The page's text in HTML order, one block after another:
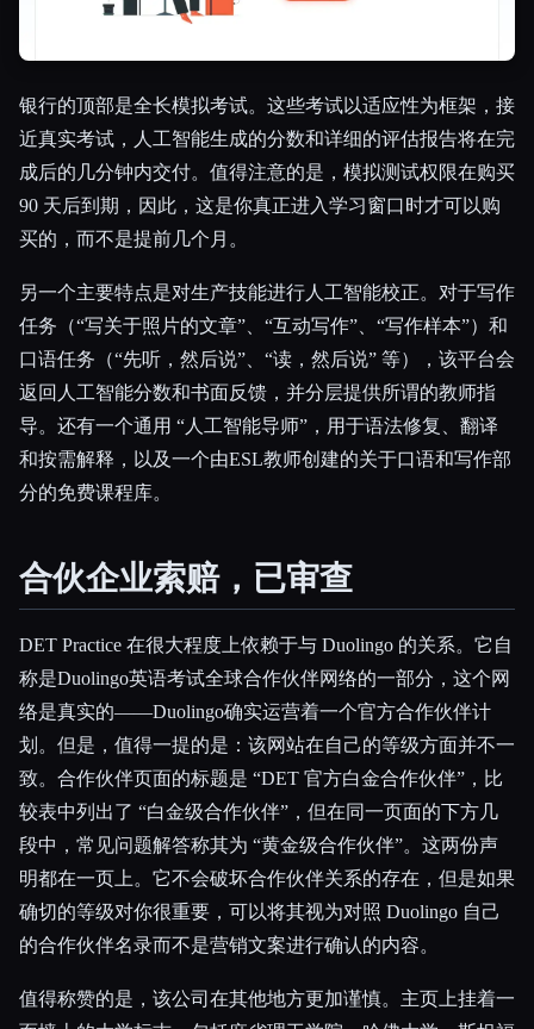
银行的顶部是全长模拟考试。这些考试以适应性为框架，接
近真实考试，人工智能生成的分数和详细的评估报告将在完
成后的几分钟内交付。值得注意的是，模拟测试权限在购买
90 天后到期，因此，这是你真正进入学习窗口时才可以购
买的，而不是提前几个月。
另一个主要特点是对生产技能进行人工智能校正。对于写作
任务（“写关于照片的文章”、“互动写作”、“写作样本”）和
口语任务（“先听，然后说”、“读，然后说” 等），该平台会
返回人工智能分数和书面反馈，并分层提供所谓的教师指
导。还有一个通用 “人工智能导师”，用于语法修复、翻译
和按需解释，以及一个由ESL教师创建的关于口语和写作部
分的免费课程库。
合伙企业索赔，已审查
DET Practice 在很大程度上依赖于与 Duolingo 的关系。它自
称是Duolingo英语考试全球合作伙伴网络的一部分，这个网
络是真实的——Duolingo确实运营着一个官方合作伙伴计
划。但是，值得一提的是：该网站在自己的等级方面并不一
致。合作伙伴页面的标题是 “DET 官方白金合作伙伴”，比
较表中列出了 “白金级合作伙伴”，但在同一页面的下方几
段中，常见问题解答称其为 “黄金级合作伙伴”。这两份声
明都在一页上。它不会破坏合作伙伴关系的存在，但是如果
确切的等级对你很重要，可以将其视为对照 Duolingo 自己
的合作伙伴名录而不是营销文案进行确认的内容。
值得称赞的是，该公司在其他地方更加谨慎。主页上挂着一